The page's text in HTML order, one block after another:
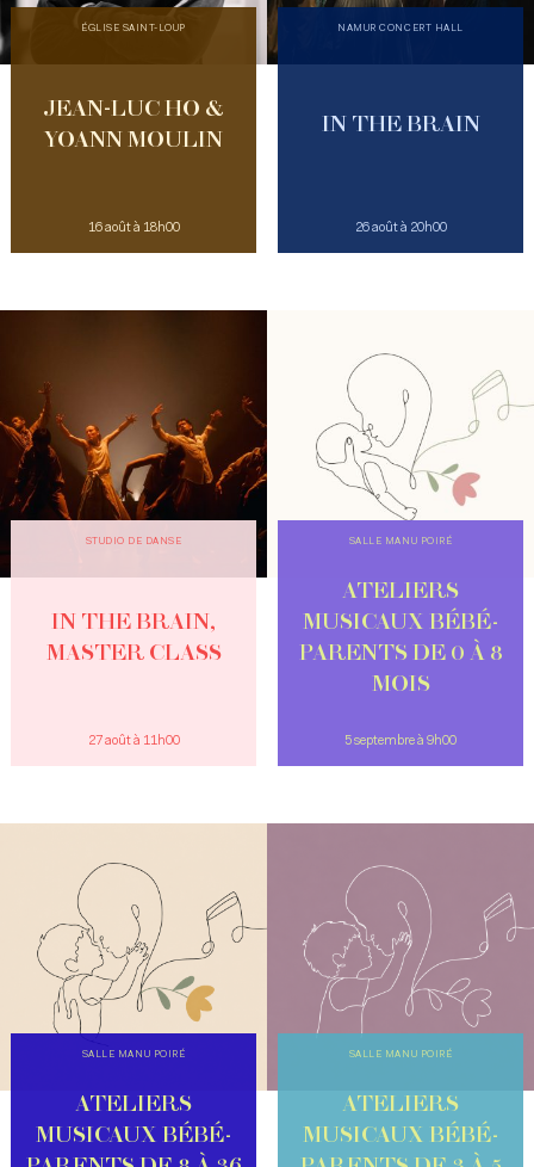
ÉGLISE SAINT-LOUP
JEAN-LUC HO &
YOANN MOULIN
16 août à 18h00
NAMUR CONCERT HALL
IN THE BRAIN
26 août à 20h00
STUDIO DE DANSE
IN THE BRAIN,
MASTER CLASS
27 août à 11h00
SALLE MANU POIRÉ
ATELIERS
MUSICAUX BÉBÉ-
PARENTS DE 0 À 8
MOIS
5 septembre à 9h00
SALLE MANU POIRÉ
ATELIERS
MUSICAUX BÉBÉ-
SALLE MANU POIRÉ
ATELIERS
MUSICAUX BÉBÉ-